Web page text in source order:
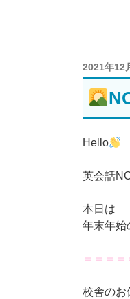
投
稿
日:
2021年12
Hello
英会話
本日は
年末年始
＝＝＝
校舎のお